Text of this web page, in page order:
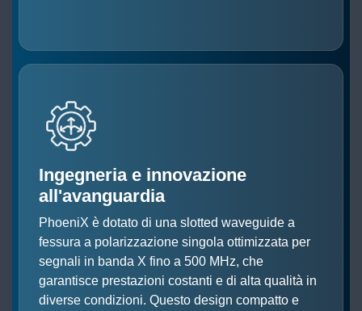
Ingegneria e innovazione
all'avanguardia
PhoeniX è dotato di una slotted waveguide a
fessura a polarizzazione singola ottimizzata per
segnali in banda X fino a 500 MHz, che
garantisce prestazioni costanti e di alta qualità in
diverse condizioni. Questo design compatto e